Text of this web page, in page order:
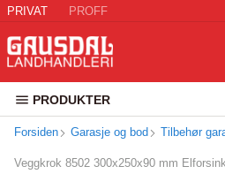
PRIVAT PROFF
PRODUKTER
Forsiden Garasje og bod Tilbehør
Veggkrok 8502 300x250x90 mm